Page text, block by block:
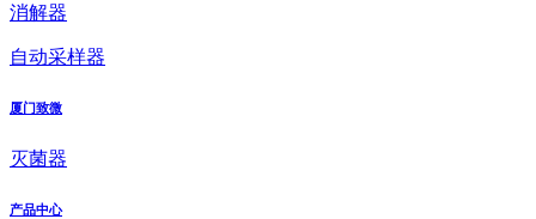
消解器
自动采样器
厦门致微
灭菌器
产品中心